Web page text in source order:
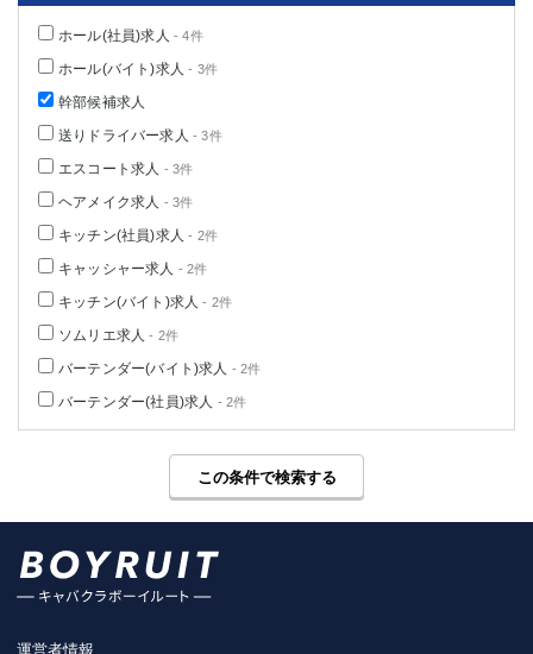
ホール(社員)求人 - 4件
ホール(バイト)求人 - 3件
幹部候補求人
送りドライバー求人 - 3件
エスコート求人 - 3件
ヘアメイク求人 - 3件
キッチン(社員)求人 - 2件
キャッシャー求人 - 2件
キッチン(バイト)求人 - 2件
ソムリエ求人 - 2件
バーテンダー(バイト)求人 - 2件
バーテンダー(社員)求人 - 2件
この条件で検索する
運営者情報